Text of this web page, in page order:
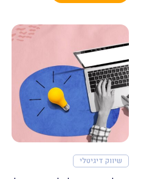
שיווק דיגיטלי